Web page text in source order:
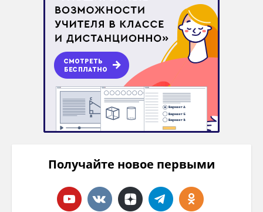
Получайте новое первыми